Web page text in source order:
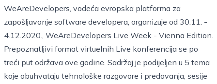
WeAreDevelopers, vodeća evropska platforma za
zapošljavanje software developera, organizuje od 30.11. -
4.12.2020., WeAreDevelopers Live Week - Vienna Edition.
Prepoznatljivi format virtuelnih Live konferencija se po
treći put održava ove godine. Sadržaj je podijeljen u 5 tema
koje obuhvataju tehnološke razgovore i predavanja, sesije